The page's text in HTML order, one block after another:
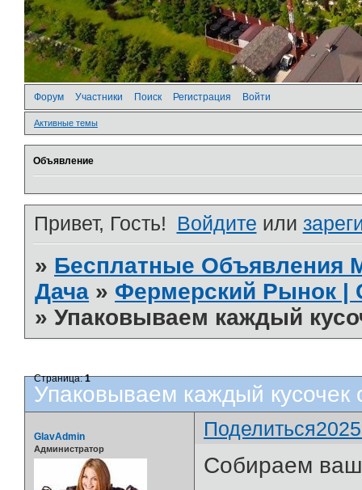
Форум Участники Поиск Регистрация Войти
Активные темы
Объявление
Привет, Гость! Войдите или
» Бесплатные
Дача » Фермерский Рынок |
»Упаковываем каждый
Упаковываем каждый кусочек
Страница:1
Поделиться
GlavAdmin
Администратор
Собираем